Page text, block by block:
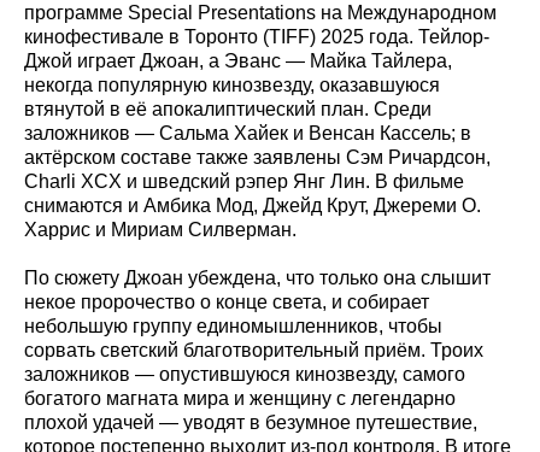
программе Special Presentations на Международном
кинофестивале в Торонто (TIFF) 2025 года. Тейлор-
Джой играет Джоан, а Эванс — Майка Тайлера,
некогда популярную кинозвезду, оказавшуюся
втянутой в её апокалиптический план. Среди
заложников — Сальма Хайек и Венсан Кассель; в
актёрском составе также заявлены Сэм Ричардсон,
Charli XCX и шведский рэпер Янг Лин. В фильме
снимаются и Амбика Мод, Джейд Крут, Джереми О.
Харрис и Мириам Силверман.
По сюжету Джоан убеждена, что только она слышит
некое пророчество о конце света, и собирает
небольшую группу единомышленников, чтобы
сорвать светский благотворительный приём. Троих
заложников — опустившуюся кинозвезду, самого
богатого магната мира и женщину с легендарно
плохой удачей — уводят в безумное путешествие,
которое постепенно выходит из-под контроля. В итоге